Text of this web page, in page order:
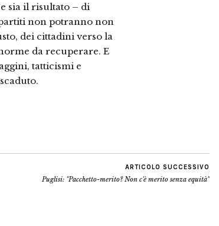
sia il risultato – di
non potranno non
dei cittadini verso la
da recuperare. E
tatticismi e
ARTICOLO SUCCESSIVO
Puglisi: "Pacchetto-merito? Non c'è merito senza equità"